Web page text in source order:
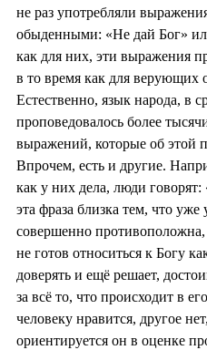
не раз употребляли
обыденными: «Не дай Бог»
как для них, эти выражения
в то время как для верующих
Естественно, язык народа, в
проповедовалось более
выражений, которые об этой
Впрочем, есть и другие.
как у них дела, люди
эта фраза близка тем, что
совершенно противоположна,
не готов относиться к Богу
доверять и ещё решает,
за всё то, что происходит в
человеку нравится, другое
ориентируется он в оценке